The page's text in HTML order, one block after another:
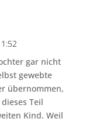
gar nicht
gewebte
übernommen,
Teil
Kind. Weil